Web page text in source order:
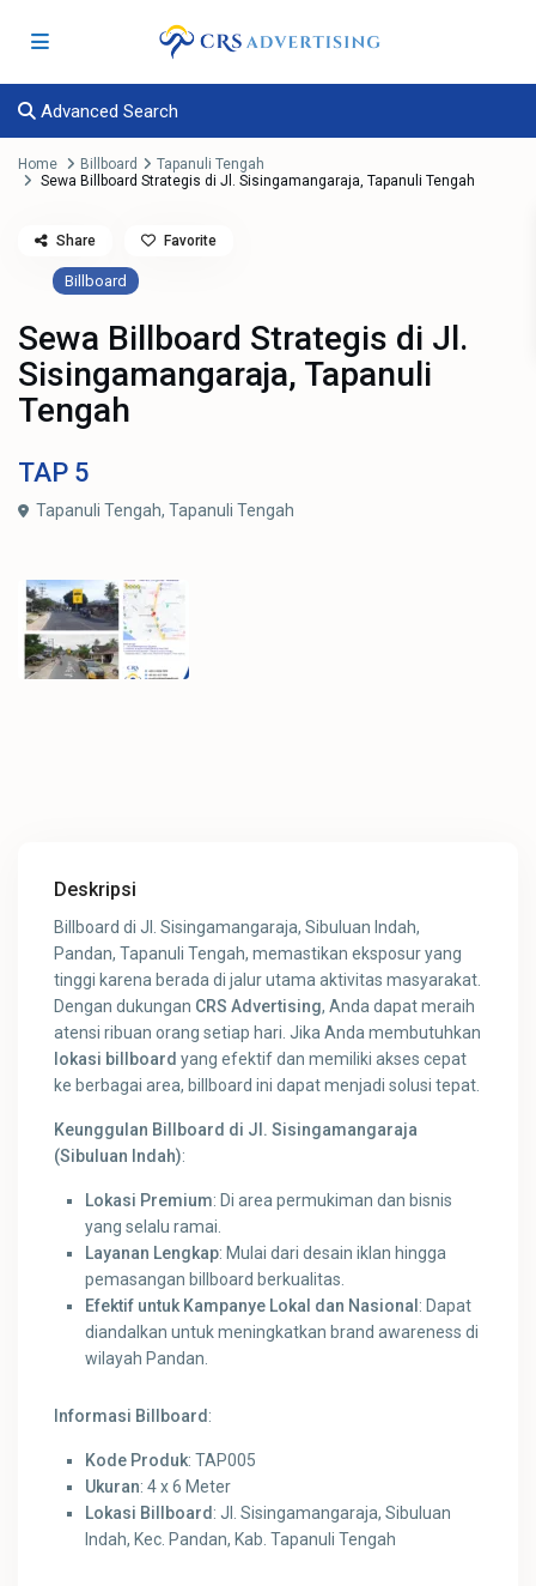
Advanced Search
Home Billboard
Tapanuli Tengah
Sewa Billboard Strategis di Jl. Sisingamangaraja, Tapanuli Tengah
Billboard
Sewa Billboard Strategis di Jl.
Sisingamangaraja, Tapanuli
Tengah
TAP 5
Tapanuli Tengah,Tapanuli Tengah
Share Favorite
Deskripsi
Billboard di Jl. Sisingamangaraja, Sibuluan Indah,
Pandan, Tapanuli Tengah, memastikan eksposur yang
tinggi karena berada di jalur utama aktivitas masyarakat.
Dengan dukungan CRS Advertising, Anda dapat meraih
atensi ribuan orang setiap hari. Jika Anda membutuhkan
lokasi billboard yang efektif dan memiliki akses cepat
ke berbagai area, billboard ini dapat menjadi solusi tepat.
Keunggulan Billboard di Jl. Sisingamangaraja
(Sibuluan Indah):
Lokasi Premium: Di area permukiman dan bisnis
yang selalu ramai.
Layanan Lengkap: Mulai dari desain iklan hingga
pemasangan billboard berkualitas.
Efektif untuk Kampanye Lokal dan Nasional : Dapat
diandalkan untuk meningkatkan brand awareness di
wilayah Pandan.
Informasi Billboard :
Kode Produk: TAP005
Ukuran: 4 x 6 Meter
Lokasi Billboard : Jl. Sisingamangaraja, Sibuluan
Indah, Kec. Pandan, Kab. Tapanuli Tengah